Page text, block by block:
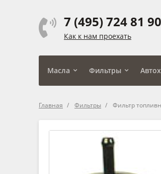
7 (495) 724 81 90
Как к нам проехать
Масла Фильтры
Главная Фильтры Фильтр